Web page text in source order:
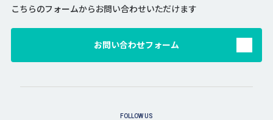
こちらのフォームからお問い合わせいただけます
お問い合わせフォーム
FOLLOW US